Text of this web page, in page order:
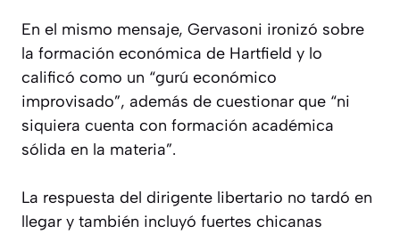
En el mismo mensaje, Gervasoni ironizó sobre
la formación económica de Hartfield y lo
calificó como un “gurú económico
improvisado”, además de cuestionar que “ni
siquiera cuenta con formación académica
sólida en la materia”.
La respuesta del dirigente libertario no tardó en
llegar y también incluyó fuertes chicanas